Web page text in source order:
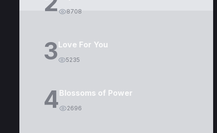
8708
3Love For You
5235
4Blossoms of Power
2696